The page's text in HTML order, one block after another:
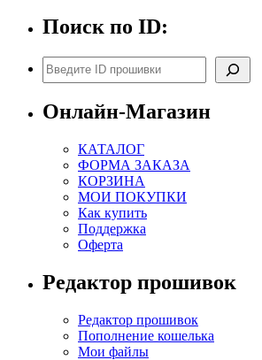
Поиск по ID:
Поиск
Онлайн-Магазин
КАТАЛОГ
ФОРМА ЗАКАЗА
КОРЗИНА
МОИ ПОКУПКИ
Как купить
Поддержка
Оферта
Редактор прошивок
Редактор прошивок
Пополнение кошелька
Мои файлы